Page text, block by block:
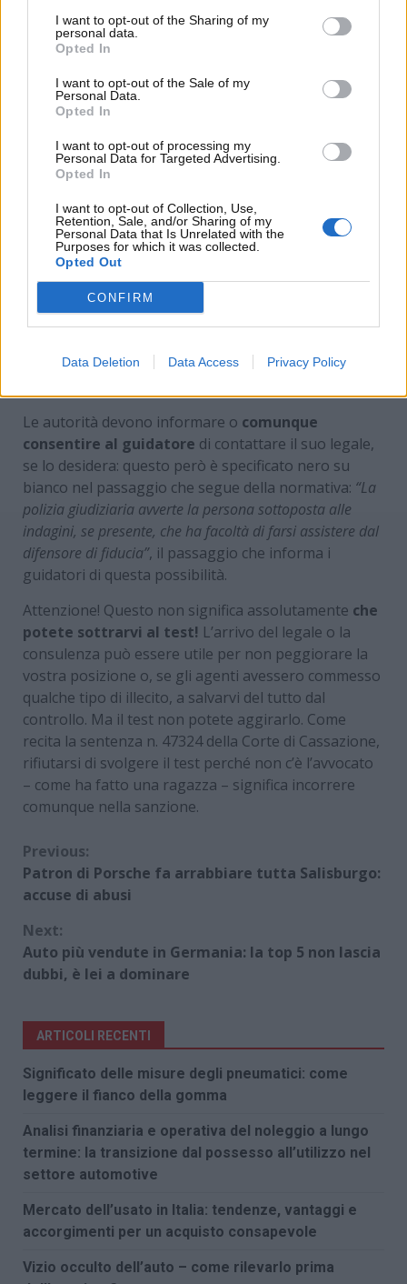
I want to opt-out of the Sharing of my
personal data.
Opted In
I want to opt-out of the Sale of my
Personal Data.
Opted In
I want to opt-out of processing my
Personal Data for Targeted Advertising.
Opted In
I want to opt-out of Collection, Use,
Retention, Sale, and/or Sharing of my
Personal Data that Is Unrelated with the
Purposes for which it was collected.
Opted Out
CONFIRM
Data Deletion Data Access Privacy Policy
automaticamente il conducente “intossicato” dagli
effetti di una sanzione. E’ comunque buona cosa
saperlo…
Come sfuggire al test – www.MotoriNews24.com
Le autorità devono informare o comunque
consentire al guidatore di contattare il suo legale,
se lo desidera: questo però è specificato nero su
bianco nel passaggio che segue della normativa: “La
polizia giudiziaria avverte la persona sottoposta alle
indagini, se presente, che ha facoltà di farsi assistere dal
difensore di fiducia”, il passaggio che informa i
guidatori di questa possibilità.
Attenzione! Questo non significa assolutamente che
potete sottrarvi al test! L’arrivo del legale o la
consulenza può essere utile per non peggiorare la
vostra posizione o, se gli agenti avessero commesso
qualche tipo di illecito, a salvarvi del tutto dal
controllo. Ma il test non potete aggirarlo. Come
recita la sentenza n. 47324 della Corte di Cassazione,
rifiutarsi di svolgere il test perché non c’è l’avvocato
– come ha fatto una ragazza – significa incorrere
comunque nella sanzione.
Continue
Reading
Previous:
Patron di Porsche fa arrabbiare tutta Salisburgo:
accuse di abusi
Next:
Auto più vendute in Germania: la top 5 non lascia
dubbi, è lei a dominare
ARTICOLI RECENTI
Significato delle misure degli pneumatici: come
leggere il fianco della gomma
Analisi finanziaria e operativa del noleggio a lungo
termine: la transizione dal possesso all’utilizzo nel
settore automotive
Mercato dell’usato in Italia: tendenze, vantaggi e
accorgimenti per un acquisto consapevole
Vizio occulto dell’auto – come rilevarlo prima